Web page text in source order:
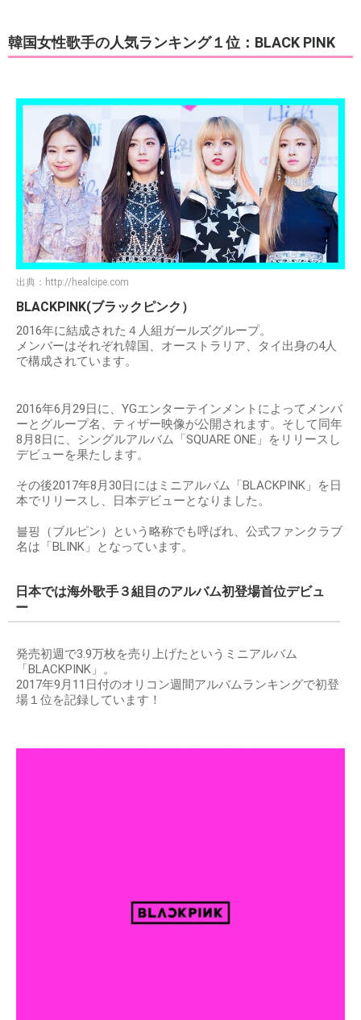
韓国女性歌手の人気ランキング１位：BLACK PINK
出典： http://healcipe.com
BLACKPINK(ブラックピンク）
2016年に結成された４人組ガールズグループ。
メンバーはそれぞれ韓国、オーストラリア、タイ出身の4人
で構成されています。
2016年6月29日に、YGエンターテインメントによってメンバ
ーとグループ名、ティザー映像が公開されます。そして同年
8月8日に、シングルアルバム「SQUARE ONE」をリリースし
デビューを果たします。
その後2017年8月30日にはミニアルバム「BLACKPINK」を日
本でリリースし、日本デビューとなりました。
블핑（ブルピン）という略称でも呼ばれ、公式ファンクラブ
名は「BLINK」となっています。
日本では海外歌手３組目のアルバム初登場首位デビュ
ー
発売初週で3.9万枚を売り上げたというミニアルバム
「BLACKPINK」。
2017年9月11日付のオリコン週間アルバムランキングで初登
場１位を記録しています！